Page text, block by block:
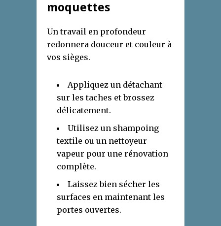
moquettes
Un travail en profondeur
redonnera douceur et couleur à
vos sièges.
Appliquez un détachant
sur les taches et brossez
délicatement.
Utilisez un shampoing
textile ou un nettoyeur
vapeur pour une rénovation
complète.
Laissez bien sécher les
surfaces en maintenant les
portes ouvertes.